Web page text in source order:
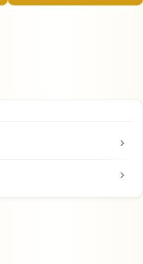
chevron_right
chevron_right